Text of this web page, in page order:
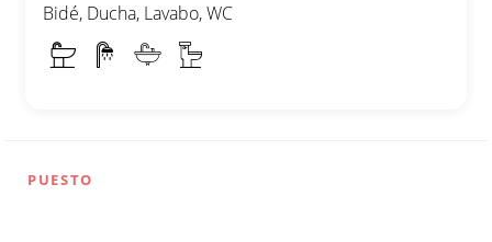
Bidé, Ducha, Lavabo, WC
PUESTO